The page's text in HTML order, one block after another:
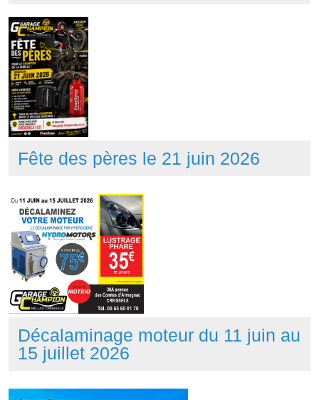
Fête des pères le 21 juin 2026
Décalaminage moteur du 11 juin au
15 juillet 2026